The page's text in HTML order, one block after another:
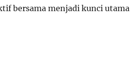
bersama menjadi kunci utama